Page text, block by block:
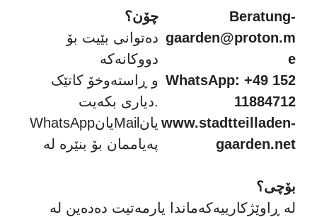
چۆن؟
دەتوانی بێیت بۆ
دووکانەکە
و ڕاستەوخۆ کاتێک
دیاری بکەیت.
WhatsAppیانMailیان
پەیاممان بۆ بنێرە لە
Beratung-
gaarden@proton.m
e
WhatsApp: +49 152
11884712
www.stadtteilladen-
gaarden.net
بۆچی؟
لە ڕاوێژکارییەکەماندا یارمەتیت دەدەین لە